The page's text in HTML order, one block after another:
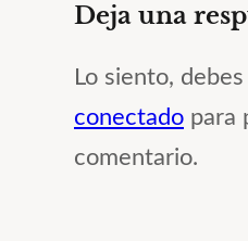
Deja una
Lo siento,
conectado para
comentario.